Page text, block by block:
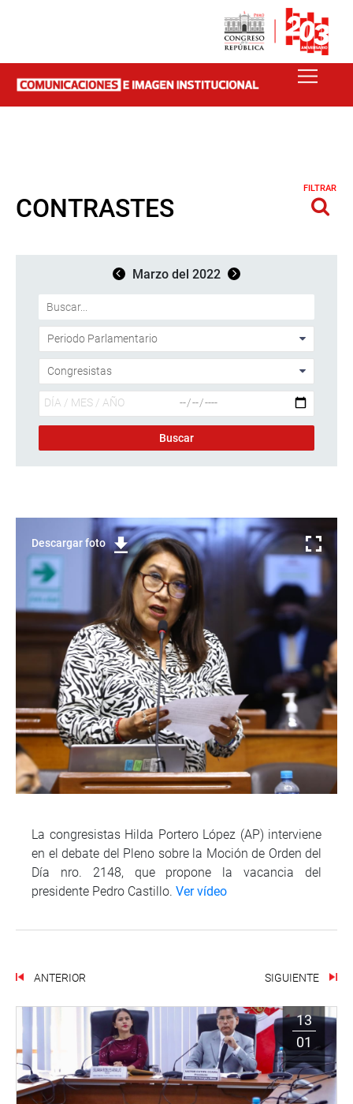
CONTRASTES
FILTRAR
Marzo del 2022
Descargar foto
La congresistas Hilda Portero López (AP) interviene
en el debate del Pleno sobre la Moción de Orden del
Día nro. 2148, que propone la vacancia del
presidente Pedro Castillo. Ver vídeo
ANTERIOR SIGUIENTE
13
01